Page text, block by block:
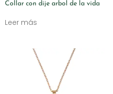
Collar con dije arbol de la vida
Leer más